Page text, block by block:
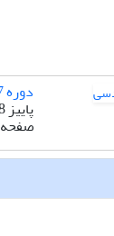
دوره 17، شماره 58
پاییز 1398
صفحه